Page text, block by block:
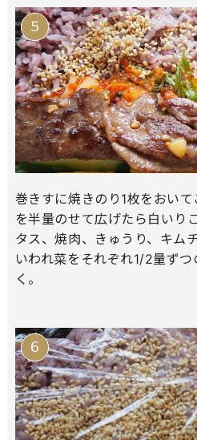
巻きすに焼きのり1枚をおい
を半量のせて広げたら白いり
タス、焼肉、きゅうり、キム
いわれ菜をそれぞれ1/2量ず
く。